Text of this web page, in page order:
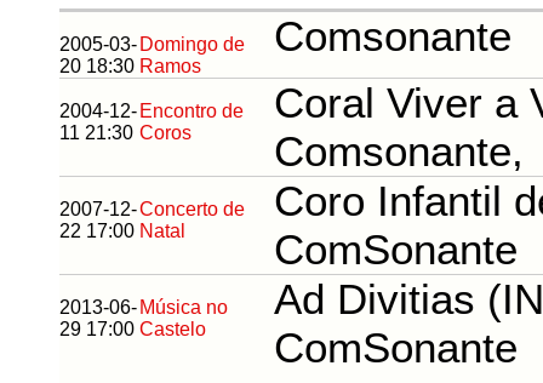
2005-03-
20 18:30
Domingo de
Ramos
Comsonante
2004-12-
11 21:30
Encontro de
Coros
Coral Viver a
Comsonante,
2007-12-
22 17:00
Concerto de
Natal
Coro Infantil
ComSonante
2013-06-
29 17:00
Música no
Castelo
Ad Divitias
ComSonante